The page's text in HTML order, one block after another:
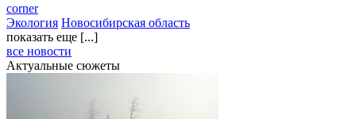
corner
Экология Новосибирская область
показать еще [...]
все новости
Актуальные сюжеты